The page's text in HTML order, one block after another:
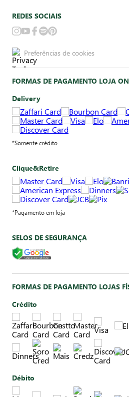
REDES SOCIAIS
Preferências de cookies
FORMAS DE PAGAMENTO LOJA
Delivery
*Somente crédito
Clique&Retire
*Pagamento em loja
SELOS DE SEGURANÇA
FORMAS DE PAGAMENTO LOJAS
Crédito
Débito